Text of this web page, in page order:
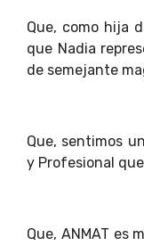
Que, como hija
que Nadia
de semejante
Que, sentimos
y Profesional
Que, ANMAT es